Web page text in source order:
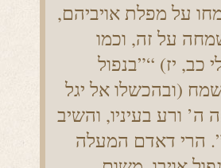
על מפלת אויביהם,
על זה, וכמו
יז) “”בנפול
(ובהכשלו אל יגל
ה’ ורע בעיניו, והשיב
הרי דאדם המעלה